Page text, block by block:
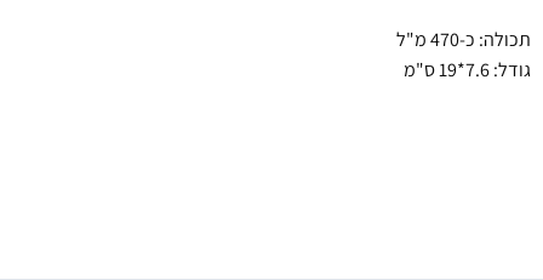
תכולה: כ-470 מ"ל
גודל: 7.6*19 ס"מ